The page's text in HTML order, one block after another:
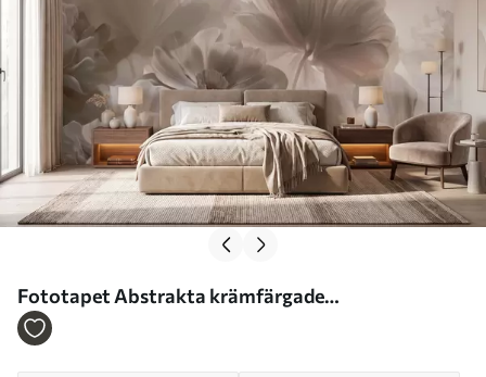
Fototapet Abstrakta krämfärgade
magnoliablomblad Nr. w09937